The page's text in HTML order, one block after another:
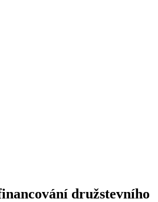
družstevního